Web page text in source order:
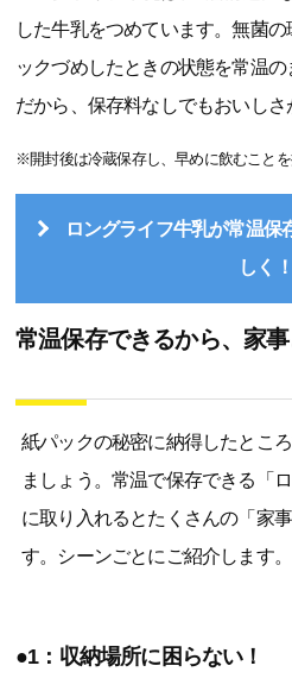
した牛乳をつめています。無菌
ックづめしたときの状態を常温の
だから、保存料なしでもおいしさ
※開封後は冷蔵保存し、早めに飲むことを
ロングライフ牛乳が常温保
しく！
常温保存できるから、家
紙パックの秘密に納得したとこ
ましょう。常温で保存できる「
に取り入れるとたくさんの「家
す。シーンごとにご紹介します。
●1：収納場所に困らない！